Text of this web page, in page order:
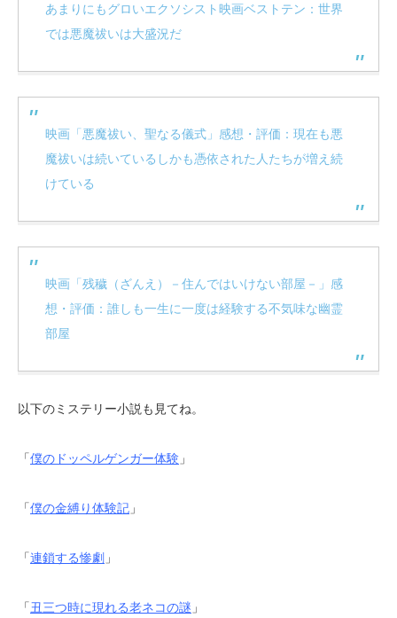
あまりにもグロいエクソシスト映画ベストテン：世界
では悪魔祓いは大盛況だ
映画「悪魔祓い、聖なる儀式」感想・評価：現在も悪
魔祓いは続いているしかも憑依された人たちが増え続
けている
映画「残穢（ざんえ）－住んではいけない部屋－」感
想・評価：誰しも一生に一度は経験する不気味な幽霊
部屋
以下のミステリー小説も見てね。
「僕のドッペルゲンガー体験 」
「僕の金縛り体験記 」
「連鎖する惨劇 」
「丑三つ時に現れる老ネコの謎 」